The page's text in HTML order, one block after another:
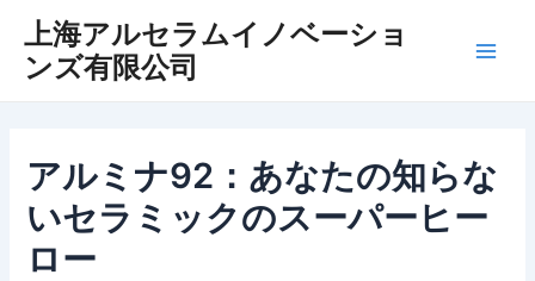
上海アルセラムイノベーショ
ンズ有限公司
ン
メ
アルミナ92：あなたの知らな
いセラミックのスーパーヒー
ロー